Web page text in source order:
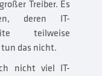
Treiber. Es
deren IT-
teilweise
das nicht.
nicht viel IT-